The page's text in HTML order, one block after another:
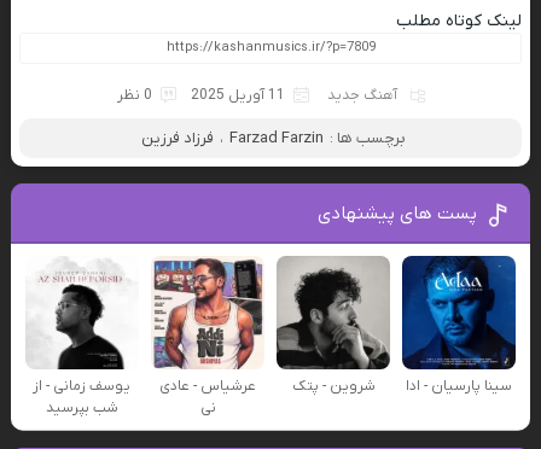
لینک کوتاه مطلب
آهنگ جدید 11 آوریل 2025 0 نظر
برچسب ها : Farzad Farzin ، فرزاد فرزین
پست های پیشنهادی
سینا پارسیان - ادا شروین - پتک
عرشیاس - عادی
نی
یوسف زمانی - از
شب بپرسید